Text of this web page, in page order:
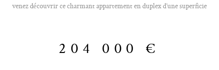
venez découvrir ce charmant appartement en duplex d’une superficie
fonctionnel se compose d’une pièce de vie agréable avec cuisine ouverte
204 000 €